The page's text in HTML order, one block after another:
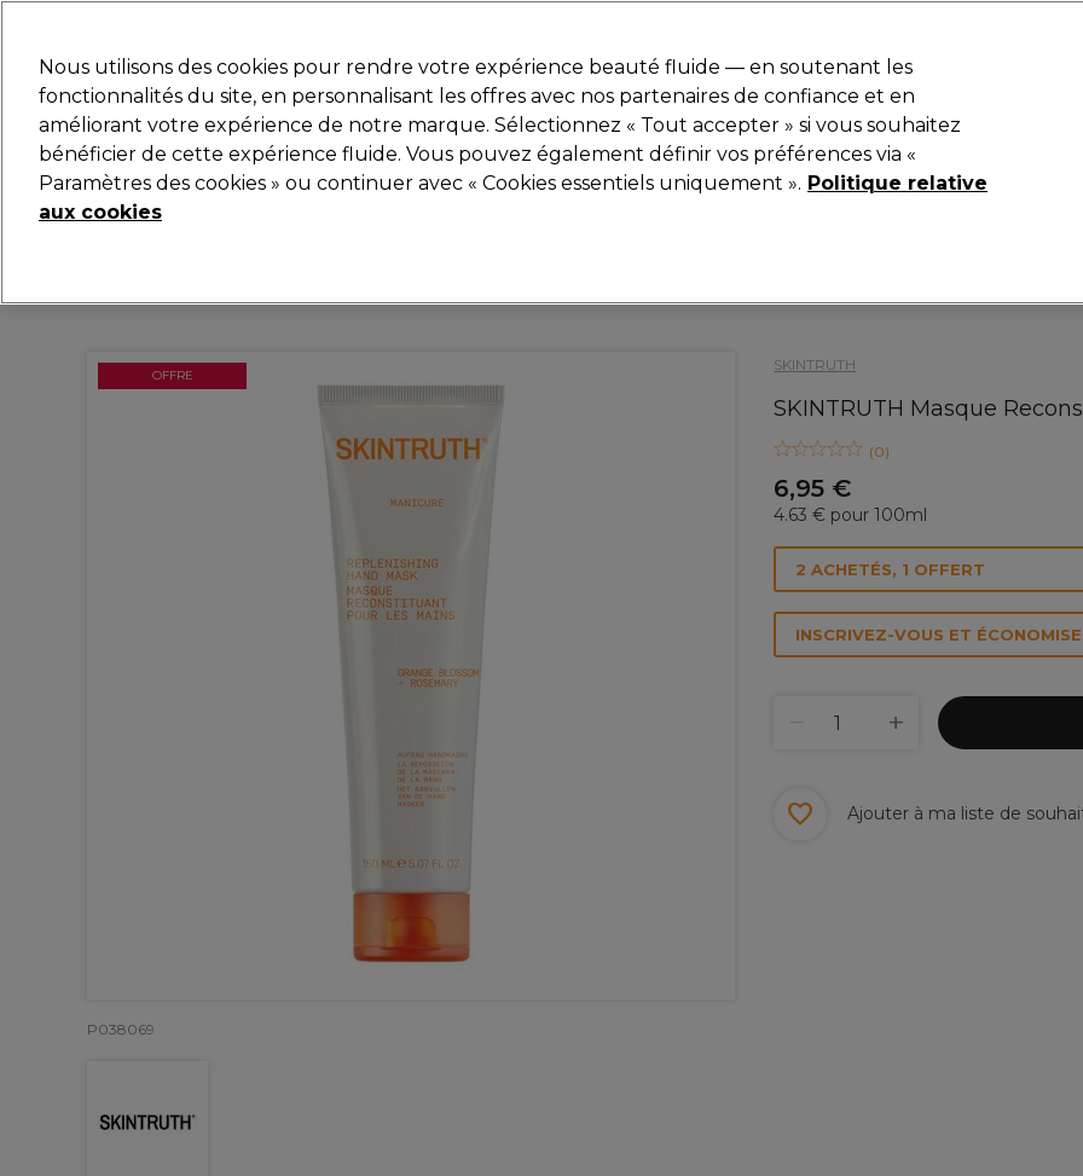
Rechercher
Marques Bons plans Coiffure Electro et Matériel Equipement de salon Beauté Hommes
Livraison et délais
SKINTRUTH
SKINTRUTH Masque
(0)
6,95 €
4.63 € pour 100ml
OFFRE
P038069
2 ACHETÉS, 1 OFFERT
INSCRIVEZ-VOUS ET
Ajouter à ma liste de
Nous utilisons des cookies pour rendre votre expérience beauté fluide — en soutenant les
fonctionnalités du site, en personnalisant les offres avec nos partenaires de confiance et en
améliorant votre expérience de notre marque. Sélectionnez « Tout accepter » si vous souhaitez
bénéficier de cette expérience fluide. Vous pouvez également définir vos préférences via «
Paramètres des cookies » ou continuer avec « Cookies essentiels uniquement ». Politique relative
aux cookies